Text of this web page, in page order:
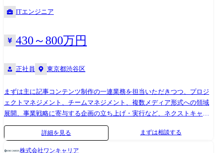
アウトプットの統括。 ●外部パートナー(エージェンシー・媒体社)との折
衝 └広告代理店や媒体社とのプランニング、仕入れ交渉、実施スケジュ
ネジメント。 ●SNS・デジタル施策の運用とグロース └公式SNSアカウン
トを活用した投稿設計や、YouTube等のデジタル企画の実行。 └ターゲ
果検証およびマーケティングデータの分析 └GA4を用いたサイト流入分
化。 └検証結果に基づく次期施策へのフィードバック(PoCサイクルの構
築)。 <<このポジションにおける組織の現状>> 戦略コンサル出身のシニ
アマネージャー直下のチームで、機動的かつ多面的に事業成長に資する
テーマに、実インパクトまで取り組んでいただきます。
求職者のあるべきキャリアをデータも踏まえて導く貴重な経験 ・業界で
もトップクラスの企業様の採用支援に携わる経験 ・0→1 / 1→10フェー
リア事業成長のコアを担う、マーケターとして、急拡大する組織を支
え、牽引いただきたいと考えております。 マーケティング担当取締役直
担当いただく可能性のある領域としては以下を想定しています。 ・過去
ンケート調査等を通じたナーチャリング施策 ・各求職者に適した求人情
報の提供やニュースレターの送付等、パーソナライズされた求職者との
コミュニケーションの促進 ・各種CRM施策の評価と改善施策の実施 ス
カウト経由でより多くの候補者を集客する為、ビズリーチ等のスカウト
プラットフォームでのスカウト文の作成や返信率等の各種KPIのモニタリ
ITエンジニア
430～800万円
正社員 東京都渋谷区
まずは主に記事コンテンツ制作の一連業務を担当いただきつつ、プロジ
ェクトマネジメント、チームマネジメント、複数メディア形式への領域
展開、事業戦略に寄与する企画の立ち上げ・実行など、ネクストキャリ
アの選択肢は様々です。 ・記事コンテンツ制作の一連業務 (リサーチ、
インタビュー、ライティング、編集、校閲) ・新規コンテンツや大型特集
の企画 / 制作ディレクション ・制作パートナーのリクルーティング/折衝/
詳細を見る まずは相談する
株式会社ワンキャリア